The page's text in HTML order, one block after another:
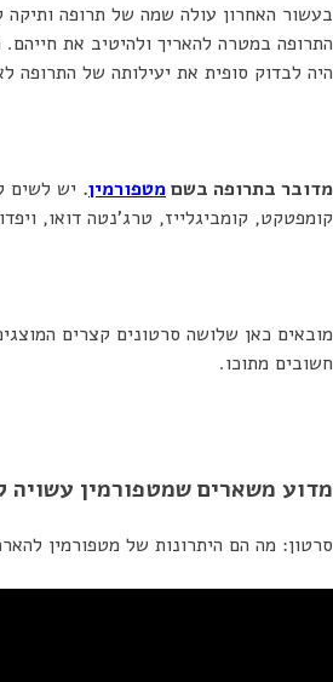
בעשור האחרון עולה שמה של תרופה
התרופה במטרה להאריך ולהיטיב את
היה לבדוק סופית את יעילותה של התרופה
מדובר בתרופה בשםמטפורמין. יש לשים
קומפטקט, קומביגלייז, טרג’נטה דואו,
מובאים כאן שלושה סרטונים קצרים
חשובים מתוכו.
מדוע משארים שמטפורמין עשויה
סרטון: מה הם היתרונות של מטפורמין